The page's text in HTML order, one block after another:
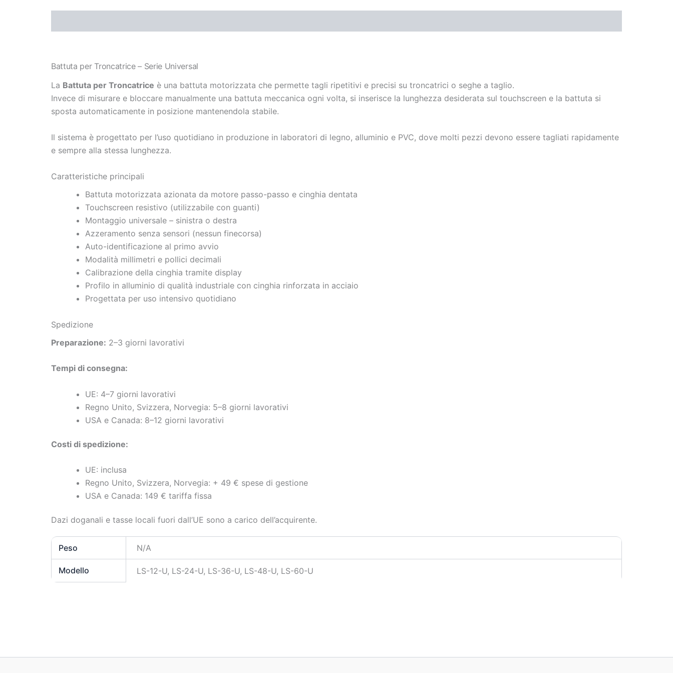
Battuta per Troncatrice – Serie Universal
La Battuta per Troncatrice è una battuta motorizzata che permette tagli ripetitivi e precisi su troncatrici o seghe a taglio.
Invece di misurare e bloccare manualmente una battuta meccanica ogni volta, si inserisce la lunghezza desiderata sul touchscreen e la battuta si
sposta automaticamente in posizione mantenendola stabile.
Il sistema è progettato per l’uso quotidiano in produzione in laboratori di legno, alluminio e PVC, dove molti pezzi devono essere tagliati rapidamente
e sempre alla stessa lunghezza.
Caratteristiche principali
Battuta motorizzata azionata da motore passo-passo e cinghia dentata
Touchscreen resistivo (utilizzabile con guanti)
Montaggio universale – sinistra o destra
Azzeramento senza sensori (nessun finecorsa)
Auto-identificazione al primo avvio
Modalità millimetri e pollici decimali
Calibrazione della cinghia tramite display
Profilo in alluminio di qualità industriale con cinghia rinforzata in acciaio
Progettata per uso intensivo quotidiano
Spedizione
Preparazione: 2–3 giorni lavorativi
Tempi di consegna:
UE: 4–7 giorni lavorativi
Regno Unito, Svizzera, Norvegia: 5–8 giorni lavorativi
USA e Canada: 8–12 giorni lavorativi
Costi di spedizione:
UE: inclusa
Regno Unito, Svizzera, Norvegia: + 49 € spese di gestione
USA e Canada: 149 € tariffa fissa
Dazi doganali e tasse locali fuori dall’UE sono a carico dell’acquirente.
Peso N/A
Modello LS-12-U, LS-24-U, LS-36-U, LS-48-U, LS-60-U